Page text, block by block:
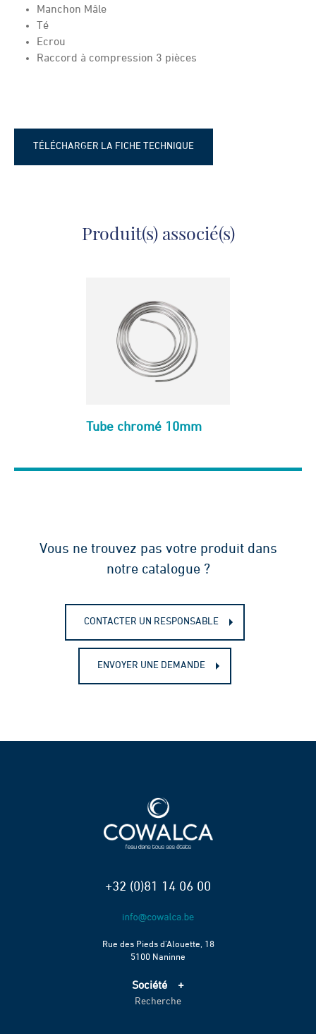
Manchon Mâle
Té
Ecrou
Raccord à compression 3 pièces
TÉLÉCHARGER LA FICHE TECHNIQUE
Produit(s) associé(s)
Tube chromé 10mm
Vous ne trouvez pas votre produit dans
notre catalogue ?
CONTACTER UN RESPONSABLE
ENVOYER UNE DEMANDE
+32 (0)81 14 06 00
Rue des Pieds d’Alouette, 18
5100 Naninne
Société
Accueil
Recherche